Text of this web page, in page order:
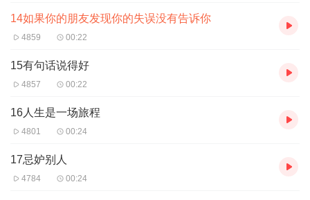
14如果你的朋友发现你的失误没有告诉你
4859 00:22
15有句话说得好
4857 00:22
16人生是一场旅程
4801 00:24
17忌妒别人
4784 00:24